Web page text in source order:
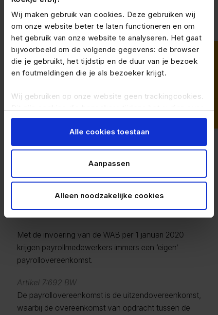
Wij maken gebruik van cookies. Deze gebruiken wij
om onze website beter te laten functioneren en om
het gebruik van onze website te analyseren. Het gaat
bijvoorbeeld om de volgende gegevens: de browser
die je gebruikt, het tijdstip en de duur van je bezoek
en foutmeldingen die je als bezoeker krijgt.
Wij gebruiken op onze website geen trackingcookies.
Dit zijn cookies die bezoekers tijdens het surfen over
andere websites kunnen volgen.
Je kunt de op jouw pc, tablet of mobiele telefoon
browsergeschiedenis te wissen in je
browserinstellingen.
Alle cookies toestaan
Aanpassen
Alleen noodzakelijke cookies
Tot op heden is uitzenden en payrollen in juridische
zin gelijk. Beide vormen van dienstverlening vallen
onder de uitzendovereenkomst als bedoeld in artikel
7:690 BW. Bedrijven die meer dan 50% van het
premieplichtig loon op jaarbasis ter beschikking
stellen aan derden, zijnde de werkgever in de zin van
gezien als uitzendonderneming en vallen onder de
verplichtstellingsbeschikking van StiPP.
Wet Arbeidsmarkt in
Balans
Met de invoering van de WAB per 1 januari 2020
krijgen payrollmedewerkers immers een ‘eigen’
payrollovereenkomst.
Artikel 7:692 BW
De payrollovereenkomst is de uitzendovereenkomst,
waarbij de overeenkomst van opdracht tussen de